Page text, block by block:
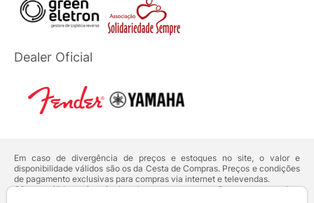
Dealer Oficial
Em caso de divergência de preços e estoques no site, o valor e
disponibilidade válidos são os da Cesta de Compras. Preços e condições
de pagamento exclusivas para compras via internet e televendas.
Ofertas válidas até o término de nossos estoques. Para compras acima